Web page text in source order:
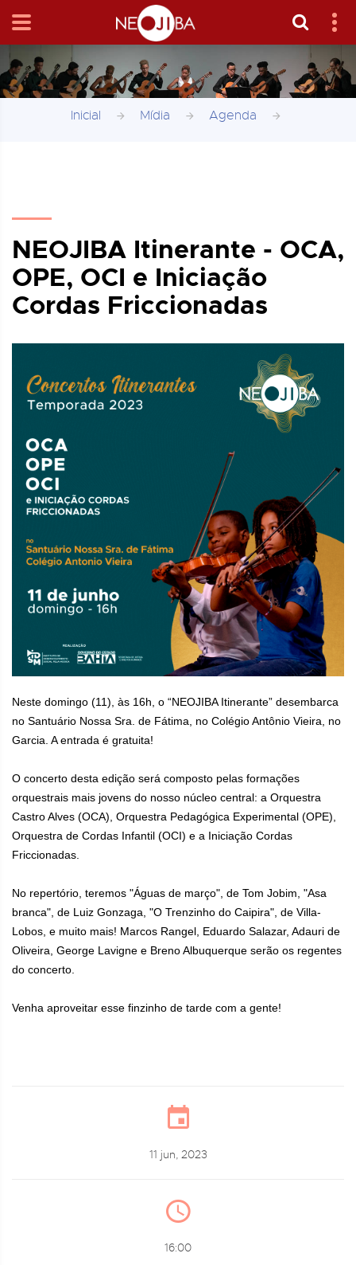
Inicial Mídia Agenda
NEOJIBA Itinerante - OCA,
OPE, OCI e Iniciação
Cordas Friccionadas
Neste domingo (11), às 16h, o “NEOJIBA Itinerante” desembarca
no Santuário Nossa Sra. de Fátima, no Colégio Antônio Vieira, no
Garcia. A entrada é gratuita!
O concerto desta edição será composto pelas formações
orquestrais mais jovens do nosso núcleo central: a Orquestra
Castro Alves (OCA), Orquestra Pedagógica Experimental (OPE),
Orquestra de Cordas Infantil (OCI) e a Iniciação Cordas
Friccionadas.
No repertório, teremos "Águas de março", de Tom Jobim, "Asa
branca", de Luiz Gonzaga, "O Trenzinho do Caipira", de Villa-
Lobos, e muito mais! Marcos Rangel, Eduardo Salazar, Adauri de
Oliveira, George Lavigne e Breno Albuquerque serão os regentes
do concerto.
Venha aproveitar esse finzinho de tarde com a gente!
11 jun, 2023
16:00